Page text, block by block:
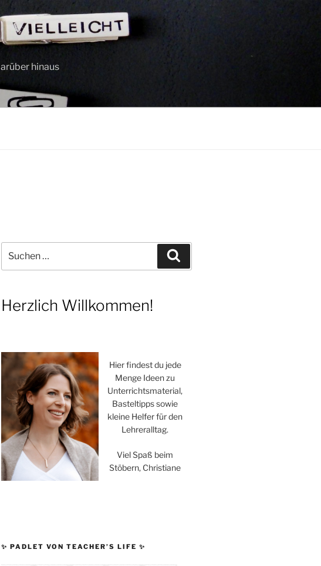
hinaus
nach:
Herzlich Willkommen!
Hier findest du jede
Menge Ideen zu
Unterrichtsmaterial,
Basteltipps sowie
kleine Helfer für den
Lehreralltag.
Viel Spaß beim
Stöbern, Christiane
✨ PADLET VON TEACHER’S LIFE ✨